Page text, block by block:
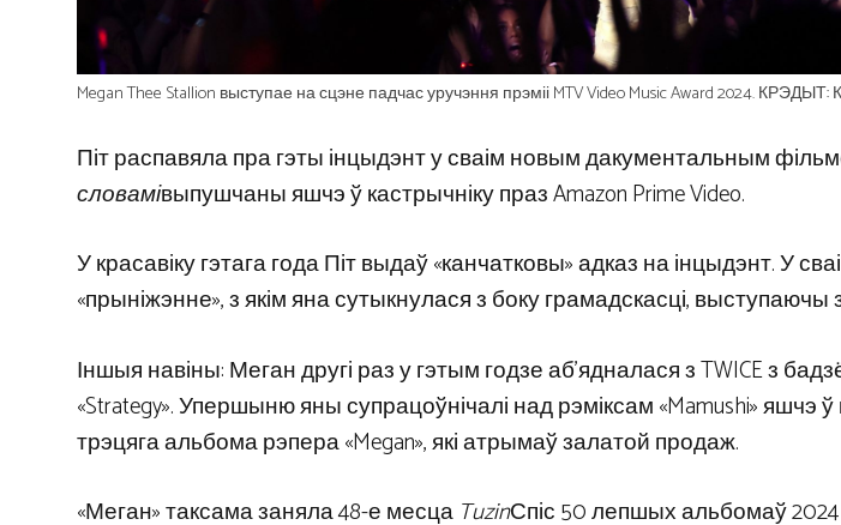
Megan Thee Stallion выступае на сцэне падчас уручэння прэміі MTV Video Music Award 2024. КРЭДЫТ:
Піт распавяла пра гэты інцыдэнт у сваім новым дакументальным
словамівыпушчаны яшчэ ў кастрычніку праз Amazon Prime Video.
У красавіку гэтага года Піт выдаў «канчатковы» адказ на інцыдэнт. У
«прыніжэнне», з якім яна сутыкнулася з боку грамадскасці, выступаючы
Іншыя навіны: Меган другі раз у гэтым годзе аб’ядналася з TWICE з
«Strategy». Упершыню яны супрацоўнічалі над рэміксам «Mamushi» яшчэ ў
трэцяга альбома рэпера «Megan», які атрымаў залатой продаж.
«Меган» таксама заняла 48-е месца TuzinСпіс 50 лепшых альбомаў 2024